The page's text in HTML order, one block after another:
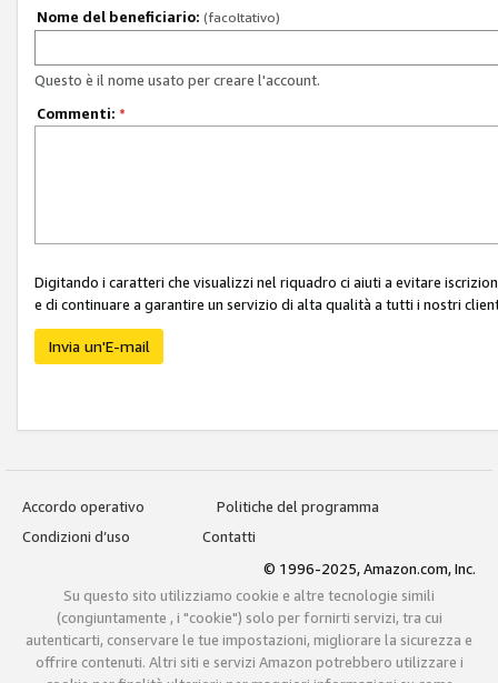
Nome del beneficiario: (facoltativo)
Questo è il nome usato per creare l'account.
Commenti: *
Digitando i caratteri che visualizzi nel riquadro ci aiuti a evitare
e di continuare a garantire un servizio di alta qualità a tutti i nostri
Invia un'E-mail
Accordo operativo
Politiche del programma
Condizioni d’uso
Contatti
© 1996-2025, Amazon.com, Inc.
Su questo sito utilizziamo cookie e altre tecnologie simili
(congiuntamente , i "cookie") solo per fornirti servizi, tra cui
autenticarti, conservare le tue impostazioni, migliorare la sicurezza e
offrire contenuti. Altri siti e servizi Amazon potrebbero utilizzare i